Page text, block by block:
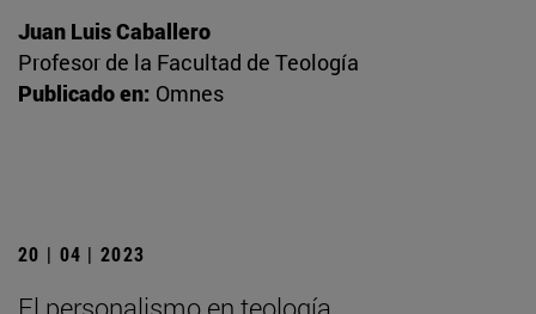
Juan Luis Caballero
Profesor de la Facultad de Teología
Publicado en: Omnes
20 | 04 | 2023